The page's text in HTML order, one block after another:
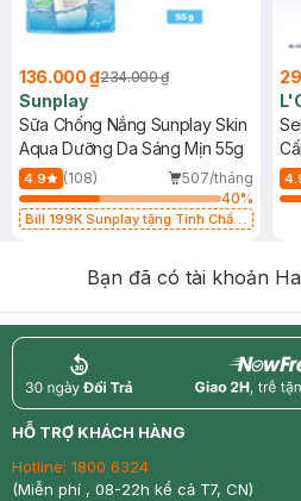
136.000 ₫234.000 ₫
Sunplay
Sữa Chống Nắng Sunplay Skin
Aqua Dưỡng Da Sáng Mịn 55g
4.9 (108)
507/tháng
40%
Bill 199K Sunplay tặng Tinh Chất
Bạn đã có tài khoản
return nowfree
HỖ TRỢ KHÁCH HÀNG
Hotline: 1800 6324
(Miễn phí , 08-22h kể cả T7, CN)